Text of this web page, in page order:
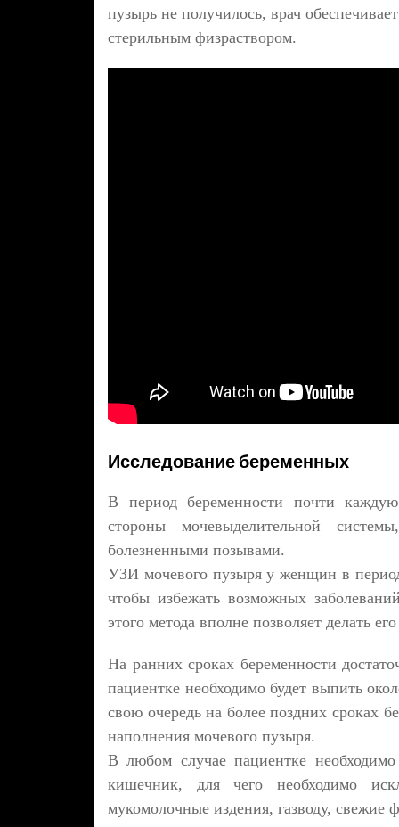
пузырь не получилось, врач
стерильным физраствором.
Исследование беременных
В период беременности почти
стороны мочевыделительной
болезненными позывами.
УЗИ мочевого пузыря у женщин в период
чтобы избежать возможных
этого метода вполне позволяет делать
На ранних сроках беременности
пациентке необходимо будет выпить
свою очередь на более поздних сроках
наполнения мочевого пузыря.
В любом случае пациентке
кишечник, для чего необходимо
мукомолочные издения, газводу,